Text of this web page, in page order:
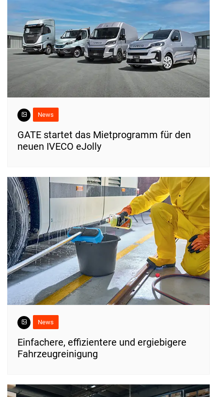
News
​GATE startet das Mietprogramm für den
neuen IVECO eJolly
News
Einfachere, effizientere und ergiebigere
Fahrzeugreinigung